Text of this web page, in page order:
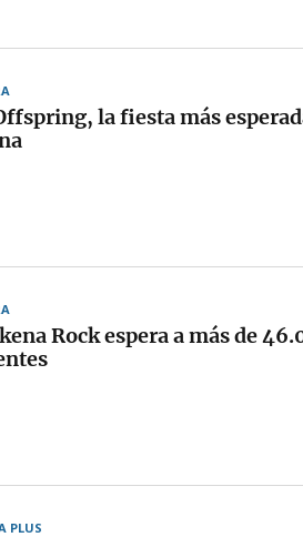
la fiesta más
Rock espera a más de
PLUS